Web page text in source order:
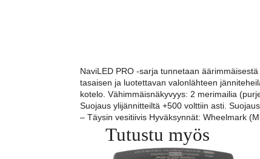
NaviLED PRO -sarja tunnetaan
tasaisen ja luotettavan valonlähteen
kotelo. Vähimmäisnäkyvyys: 2 merimailia
Suojaus ylijännitteiltä +500 volttiin asti.
– Täysin vesitiivis Hyväksynnät: Wheelmark
Tutustu myös